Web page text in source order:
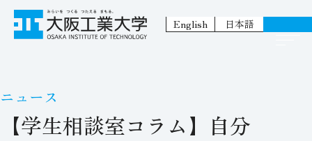
English 日本語
ニュース
【学生相談室コラム】自分